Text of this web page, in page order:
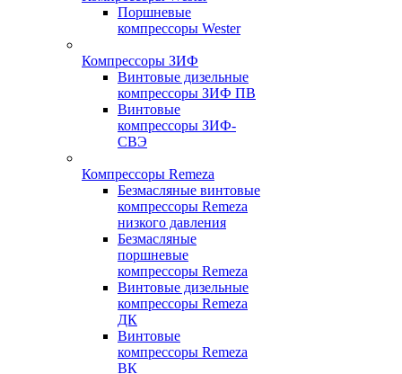
Поршневые
компрессоры Wester
Компрессоры ЗИФ
Винтовые дизельные
компрессоры ЗИФ ПВ
Винтовые
компрессоры ЗИФ-
СВЭ
Компрессоры Remeza
Безмасляные винтовые
компрессоры Remeza
низкого давления
Безмасляные
поршневые
компрессоры Remeza
Винтовые дизельные
компрессоры Remeza
ДК
Винтовые
компрессоры Remeza
ВК